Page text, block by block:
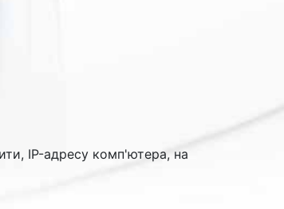
IP-адресу комп'ютера, на